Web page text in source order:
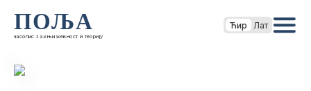
ПОЉА
часопис за књижевност и теорију
Ћир Лат